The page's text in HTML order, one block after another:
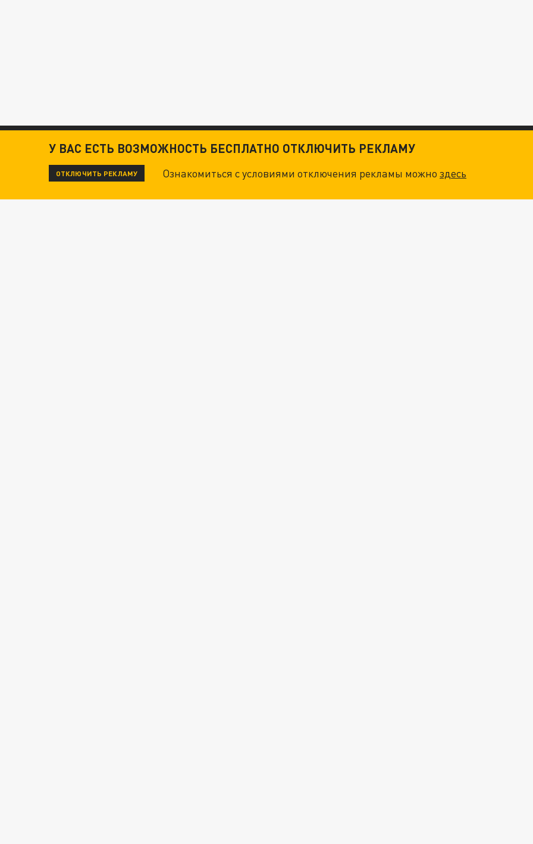
У ВАС ЕСТЬ ВОЗМОЖНОСТЬ БЕСПЛАТНО ОТКЛЮЧИТЬ РЕКЛАМУ
ОТКЛЮЧИТЬ РЕКЛАМУ Ознакомиться с условиями отключения рекламы можноздесь